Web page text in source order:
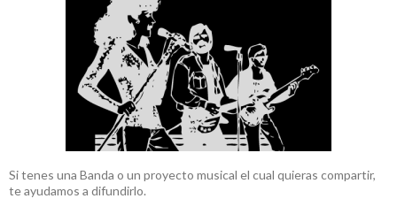
Si tenes una Banda o un proyecto musical el cual quieras compartir,
te ayudamos a difundirlo.